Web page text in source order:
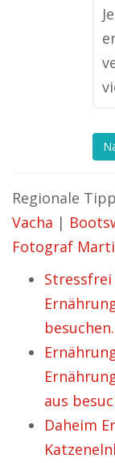
Regionale
Vacha |
Fotograf
Stressfrei
besuchen.
aus
Daheim